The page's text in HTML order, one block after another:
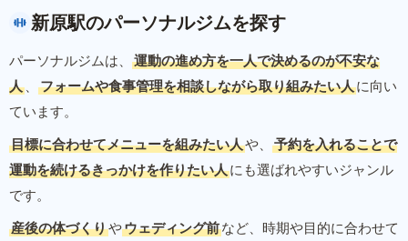
新原駅のパーソナルジムを探す
パーソナルジムは、
運動の進め方を一人で決めるのが不安な
人 、 フォームや食事管理を相談しながら取り組みたい人に向い
ています。
目標に合わせてメニューを組みたい人や、
予約を入れることで
運動を続けるきっかけを作りたい人にも選ばれやすいジャンル
です。
産後の体づくりやウェディング前など、時期や目的に合わせて